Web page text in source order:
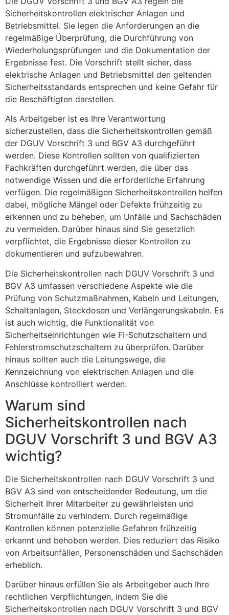
Sicherheitskontrollen elektrischer Anlagen und
Betriebsmittel. Sie legen die Anforderungen an die
regelmäßige Überprüfung, die Durchführung von
Wiederholungsprüfungen und die Dokumentation der
Ergebnisse fest. Die Vorschrift stellt sicher, dass
elektrische Anlagen und Betriebsmittel den geltenden
Sicherheitsstandards entsprechen und keine Gefahr für
die Beschäftigten darstellen.
Als Arbeitgeber ist es Ihre Verantwortung
sicherzustellen, dass die Sicherheitskontrollen gemäß
der DGUV Vorschrift 3 und BGV A3 durchgeführt
werden. Diese Kontrollen sollten von qualifizierten
Fachkräften durchgeführt werden, die über das
notwendige Wissen und die erforderliche Erfahrung
verfügen. Die regelmäßigen Sicherheitskontrollen helfen
dabei, mögliche Mängel oder Defekte frühzeitig zu
erkennen und zu beheben, um Unfälle und Sachschäden
zu vermeiden. Darüber hinaus sind Sie gesetzlich
verpflichtet, die Ergebnisse dieser Kontrollen zu
dokumentieren und aufzubewahren.
Die Sicherheitskontrollen nach DGUV Vorschrift 3 und
BGV A3 umfassen verschiedene Aspekte wie die
Prüfung von Schutzmaßnahmen, Kabeln und Leitungen,
Schaltanlagen, Steckdosen und Verlängerungskabeln. Es
ist auch wichtig, die Funktionalität von
Sicherheitseinrichtungen wie FI-Schutzschaltern und
Fehlerstromschutzschaltern zu überprüfen. Darüber
hinaus sollten auch die Leitungswege, die
Kennzeichnung von elektrischen Anlagen und die
Anschlüsse kontrolliert werden.
Warum sind
Sicherheitskontrollen nach
DGUV Vorschrift 3 und BGV A3
wichtig?
Die Sicherheitskontrollen nach DGUV Vorschrift 3 und
BGV A3 sind von entscheidender Bedeutung, um die
Sicherheit Ihrer Mitarbeiter zu gewährleisten und
Stromunfälle zu verhindern. Durch regelmäßige
Kontrollen können potenzielle Gefahren frühzeitig
erkannt und behoben werden. Dies reduziert das Risiko
von Arbeitsunfällen, Personenschäden und Sachschäden
erheblich.
Darüber hinaus erfüllen Sie als Arbeitgeber auch Ihre
rechtlichen Verpflichtungen, indem Sie die
Sicherheitskontrollen nach DGUV Vorschrift 3 und BGV